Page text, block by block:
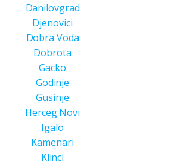
Danilovgrad
Djenovici
Dobra Voda
Dobrota
Gacko
Godinje
Gusinje
Herceg Novi
Igalo
Kamenari
Klinci